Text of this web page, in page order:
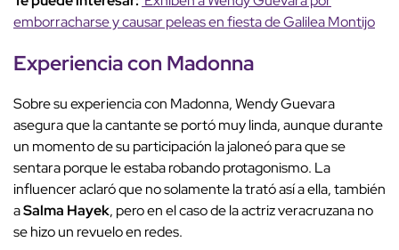
emborracharse y causar peleas en fiesta de Galilea Montijo
Experiencia con Madonna
Sobre su experiencia con Madonna, Wendy Guevara
asegura que la cantante se portó muy linda, aunque durante
un momento de su participación la jaloneó para que se
sentara porque le estaba robando protagonismo. La
influencer aclaró que no solamente la trató así a ella, también
aSalma Hayek, pero en el caso de la actriz veracruzana no
se hizo un revuelo en redes.